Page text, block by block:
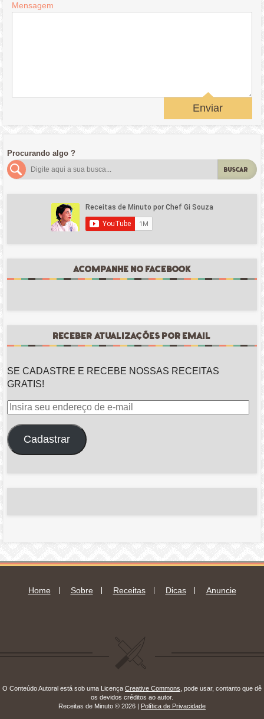
Mensagem
Enviar
Procurando algo ?
BUSCAR
ACOMPANHE NO FACEBOOK
RECEBER ATUALIZAÇÕES POR EMAIL
SE CADASTRE E RECEBE NOSSAS RECEITAS
GRATIS!
Insira
endereço
de
Cadastrar
Home Sobre Receitas Dicas Anuncie
O Conteúdo Autoral está sob uma Licença Creative Commons , pode usar, contanto que dê
os devidos créditos ao autor.
Receitas de Minuto © 2026 |
Política de Privacidade